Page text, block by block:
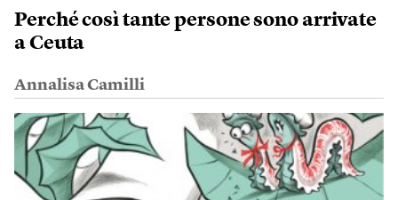
Perché così tante persone sono arrivate
a Ceuta
Annalisa Camilli